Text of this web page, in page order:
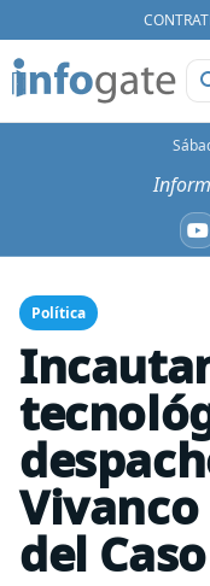
Política
del